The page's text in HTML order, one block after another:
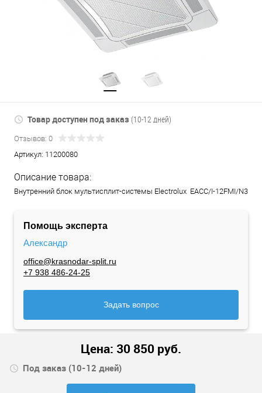
Товар доступен под заказ (10-12 дней)
Отзывов: 0
Артикул: 11200080
Описание товара:
Внутренний блок мультисплит-системы Electrolux EACС/I-12FMI/N3
Помощь эксперта
Александр
office@krasnodar-split.ru
+7 938 486-24-25
Задать вопрос
Цена: 30 850 руб.
Под заказ (10-12 дней)